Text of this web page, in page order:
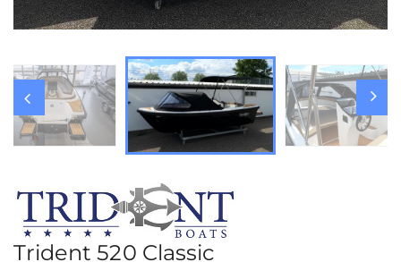
i
o
Trident 520 Classic